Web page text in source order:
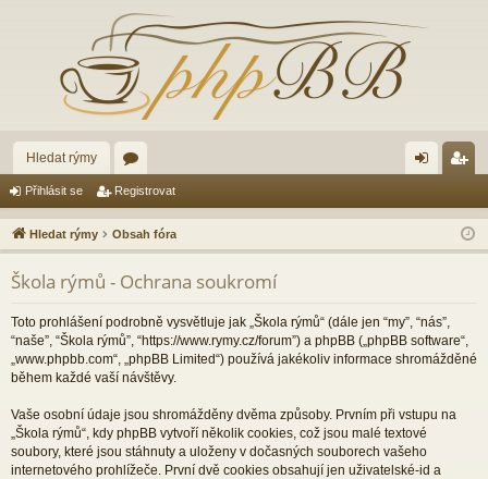
Hledat rýmy
ór
a lá
sit
ist
ro
Přihlásit se Registrovat
Hledat rýmy Obsah fóra
Škola rýmů - Ochrana soukromí
Toto prohlášení podrobně vysvětluje jak „Škola rýmů“ (dále jen “my”, “nás”,
“naše”, “Škola rýmů”, “https://www.rymy.cz/forum”) a phpBB („phpBB software“,
„www.phpbb.com“, „phpBB Limited“) používá jakékoliv informace shromážděné
během každé vaší návštěvy.
Vaše osobní údaje jsou shromážděny dvěma způsoby. Prvním při vstupu na
„Škola rýmů“, kdy phpBB vytvoří několik cookies, což jsou malé textové
soubory, které jsou stáhnuty a uloženy v dočasných souborech vašeho
internetového prohlížeče. První dvě cookies obsahují jen uživatelské-id a